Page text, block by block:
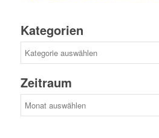
Kategorien
Zeitraum